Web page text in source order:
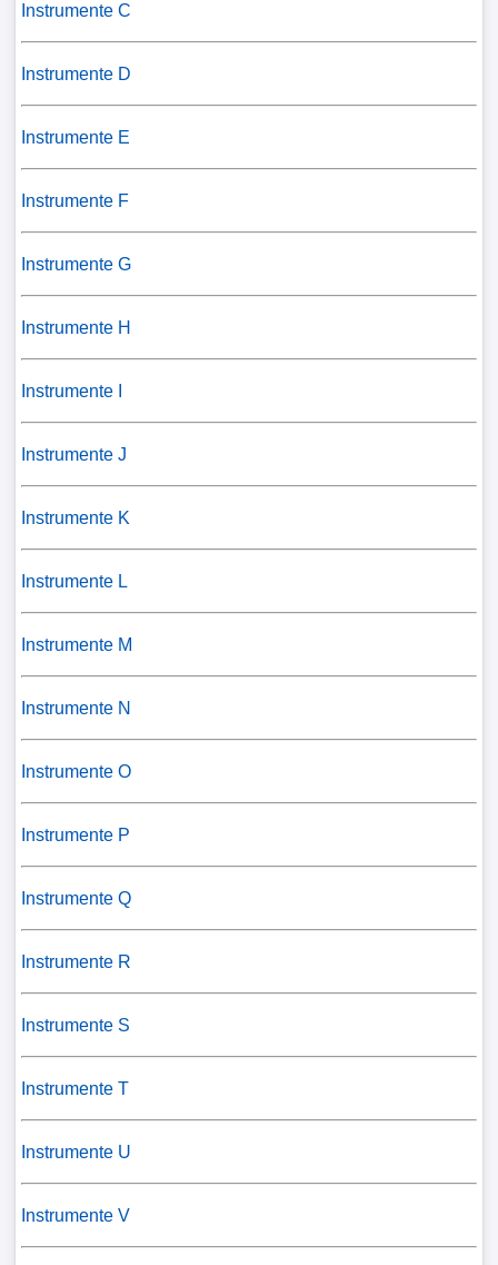
Instrumente C
Instrumente D
Instrumente E
Instrumente F
Instrumente G
Instrumente H
Instrumente I
Instrumente J
Instrumente K
Instrumente L
Instrumente M
Instrumente N
Instrumente O
Instrumente P
Instrumente Q
Instrumente R
Instrumente S
Instrumente T
Instrumente U
Instrumente V